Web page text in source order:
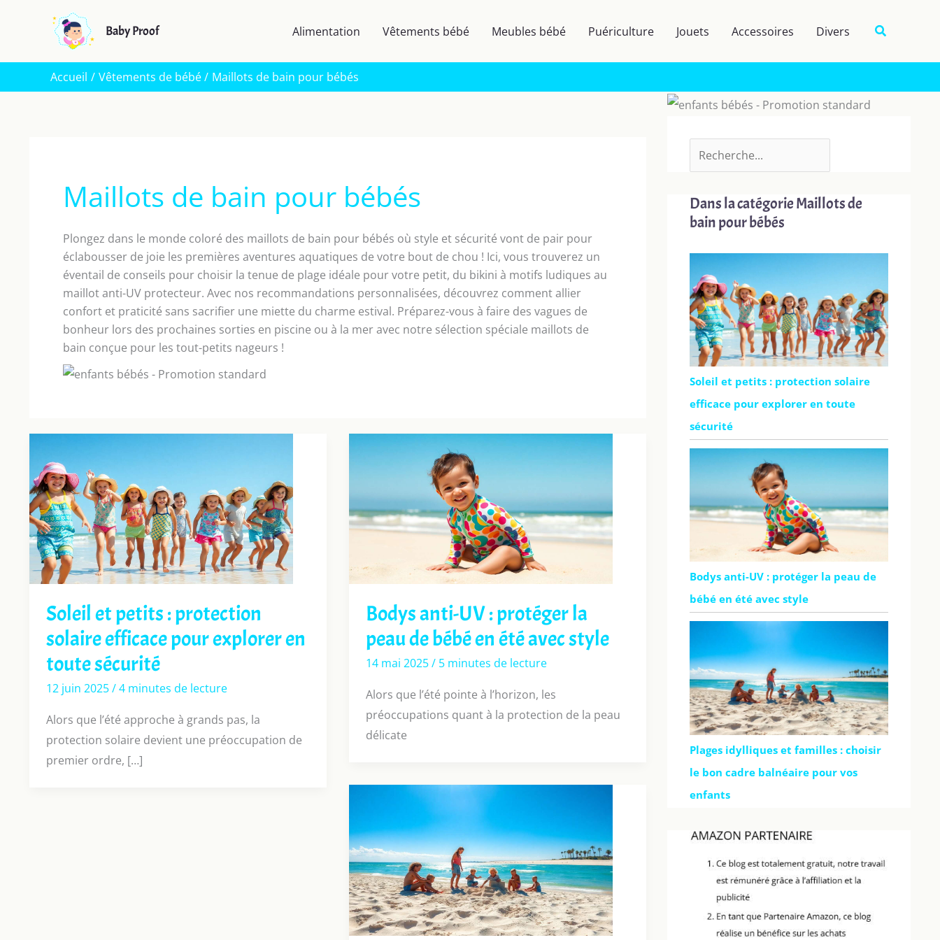
Baby Proof Alimentation Vêtements bébé Meubles bébé Puériculture Jouets Accessoires Divers Rechercher
Accueil Vêtements de bébé Maillots de bain pour bébés
Maillots de bain pour bébés
Plongez dans le monde coloré des maillots de bain pour bébés où style et sécurité vont de pair pour
éclabousser de joie les premières aventures aquatiques de votre bout de chou ! Ici, vous trouverez un
éventail de conseils pour choisir la tenue de plage idéale pour votre petit, du bikini à motifs ludiques au
maillot anti-UV protecteur. Avec nos recommandations personnalisées, découvrez comment allier
confort et praticité sans sacrifier une miette du charme estival. Préparez-vous à faire des vagues de
bonheur lors des prochaines sorties en piscine ou à la mer avec notre sélection spéciale maillots de
bain conçue pour les tout-petits nageurs !
Soleil et petits : protection
solaire efficace pour explorer en
toute sécurité
12 juin 2025/4 minutes de lecture
Alors que l’été approche à grands pas, la
protection solaire devient une préoccupation de
premier ordre, […]
Bodys anti-UV : protéger la
peau de bébé en été avec style
14 mai 2025/ 5 minutes de lecture
Alors que l’été pointe à l’horizon, les
préoccupations quant à la protection de la peau
délicate
e
e
r
Dans la catégorie Maillots de
bain pour bébés
Soleil et petits : protection solaire
efficace pour explorer en toute
sécurité
Bodys anti-UV : protéger la peau de
bébé en été avec style
Plages idylliques et familles : choisir
le bon cadre balnéaire pour vos
enfants